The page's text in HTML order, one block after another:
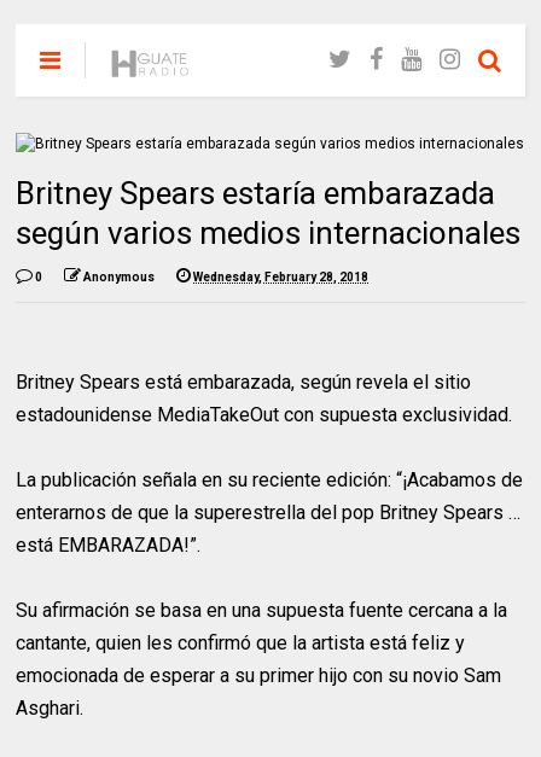
Britney Spears estaría embarazada
según varios medios internacionales
0 Anonymous Wednesday, February 28, 2018
Britney Spears está embarazada, según revela el sitio
estadounidense MediaTakeOut con supuesta exclusividad.
La publicación señala en su reciente edición: “¡Acabamos de
enterarnos de que la superestrella del pop Britney Spears …
está EMBARAZADA!”.
Su afirmación se basa en una supuesta fuente cercana a la
cantante, quien les confirmó que la artista está feliz y
emocionada de esperar a su primer hijo con su novio Sam
Asghari.